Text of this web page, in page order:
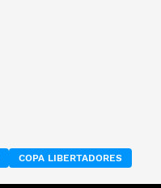
COPA LIBERTADORES